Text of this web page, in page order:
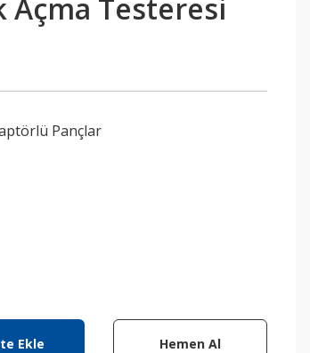
Testeresi
Pançlar
Ekle Hemen Al